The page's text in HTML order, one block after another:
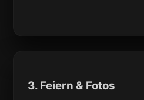
3. Feiern & Fotos